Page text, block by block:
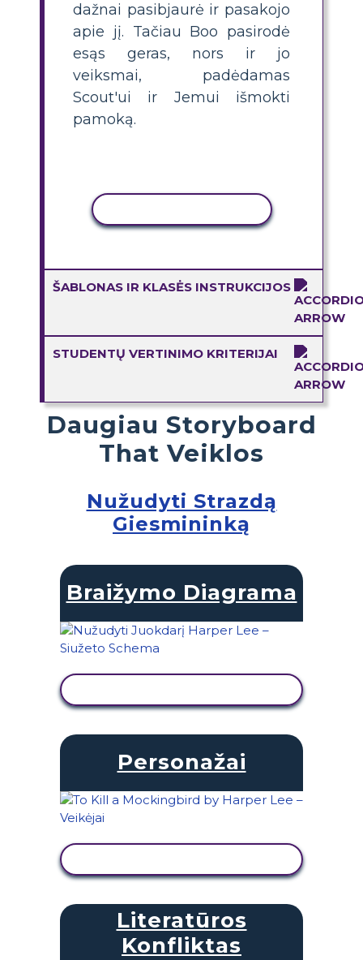
dažnai pasibjaurė ir pasakojo
apie jį. Tačiau Boo pasirodė
esąs geras, nors ir jo
veiksmai, padėdamas
Scout'ui ir Jemui išmokti
pamoką.
ŠABLONAS IR KLASĖS INSTRUKCIJOS
STUDENTŲ VERTINIMO KRITERIJAI
Daugiau Storyboard
That Veiklos
Nužudyti Strazdą
Giesmininką
Braižymo Diagrama
Personažai
Literatūros
Konfliktas